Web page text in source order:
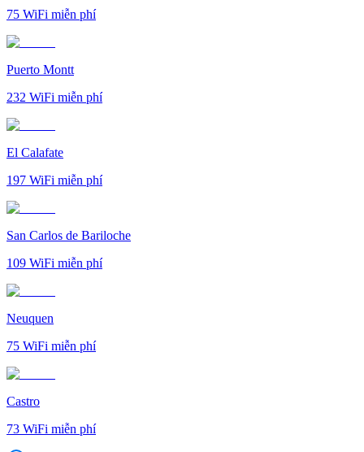
75 WiFi miễn phí
Puerto Montt
232 WiFi miễn phí
El Calafate
197 WiFi miễn phí
San Carlos de Bariloche
109 WiFi miễn phí
Neuquen
75 WiFi miễn phí
Castro
73 WiFi miễn phí